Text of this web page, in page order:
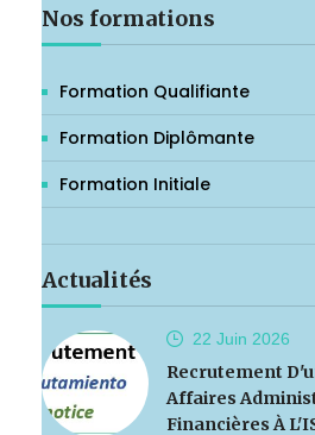
Nos formations
Formation Qualifiante
Formation Diplômante
Formation Initiale
Actualités
22 Juin 2026
Recrutement
Affaires
Financières À